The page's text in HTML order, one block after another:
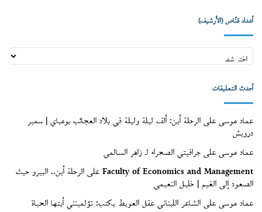
أعداد قنّاص (الأرشيف)
أعداد
قنّاص
أحدث التعليقات
عماد موسىعلىالرحلة أين: ألف ليلة وليلة في بلاد العجائب بومباي | سمير
درويش
عماد موسىعلىجرافيتي الصحراء لـ زاهر السالمي
Faculty of Economics and Managementعلىالرحلة أين.. البيرو حيث
الصعود إلى الغيم | خليل النعيمي
عماد موسىعلىالشاعر اللبناني عقل العويط يكتب: تؤلمينني أيتها الحياة